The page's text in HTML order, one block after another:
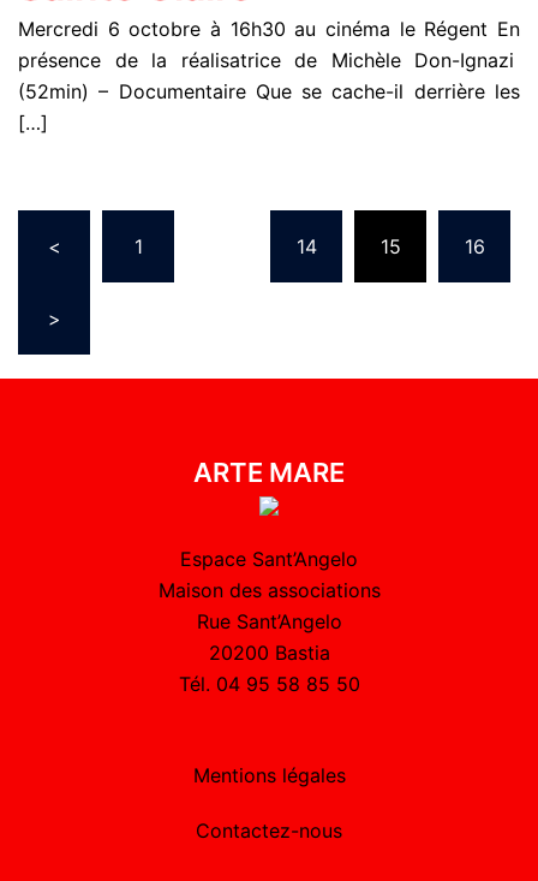
Mercredi 6 octobre à 16h30 au cinéma le Régent En
présence de la réalisatrice de Michèle Don-Ignazi
(52min) – Documentaire Que se cache-il derrière les
[…]
< 1 14 15 16
>
ARTE MARE
Espace Sant’Angelo
Maison des associations
Rue Sant’Angelo
20200 Bastia
Tél. 04 95 58 85 50
Mentions légales
Contactez-nous